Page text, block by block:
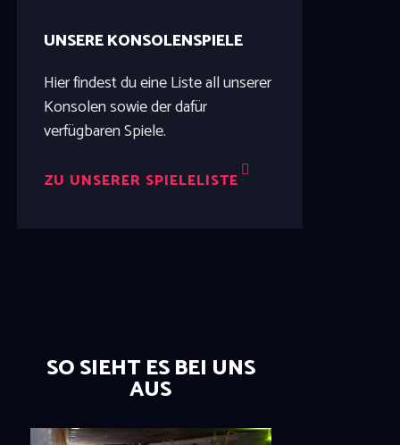
UNSERE KONSOLENSPIELE​
Hier findest du eine Liste all unserer
Konsolen sowie der dafür
verfügbaren Spiele.
ZU UNSERER SPIELELISTE
SO SIEHT ES BEI UNS
AUS